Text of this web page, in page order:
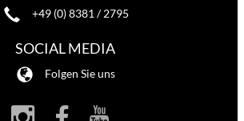
+49 (0) 8381 / 2795
SOCIAL MEDIA
Folgen Sie uns